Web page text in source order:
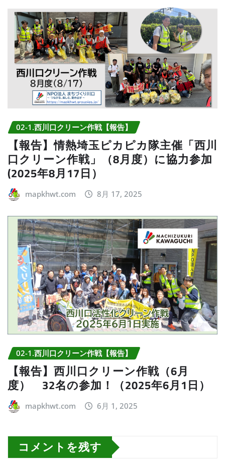
02-1.西川口クリーン作戦【報告】
【報告】情熱埼玉ピカピカ隊主催「西川
口クリーン作戦」（8月度）に協力参加
(2025年8月17日）
mapkhwt.com 8月 17, 2025
02-1.西川口クリーン作戦【報告】
【報告】西川口クリーン作戦（6月
度） 32名の参加！（2025年6月1日）
mapkhwt.com 6月 1, 2025
コメントを残す